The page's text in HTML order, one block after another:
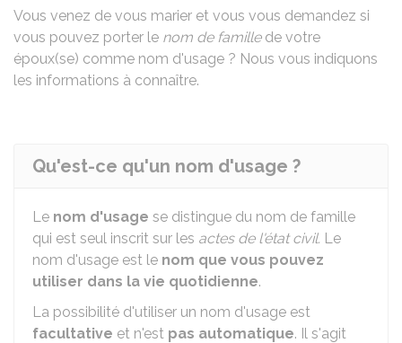
Vous venez de vous marier et vous vous demandez si
vous pouvez porter le nom de famillede votre
époux(se) comme nom d'usage ? Nous vous indiquons
les informations à connaître.
Qu'est-ce qu'un nom d'usage ?
Le nom d'usage se distingue du nom de famille
qui est seul inscrit sur les actes de l'état civil. Le
nom d'usage est le nom que vous pouvez
utiliser dans la vie quotidienne.
La possibilité d'utiliser un nom d'usage est
facultative et n'est pas automatique. Il s'agit